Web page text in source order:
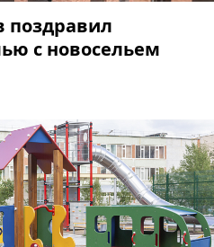
с новосельем